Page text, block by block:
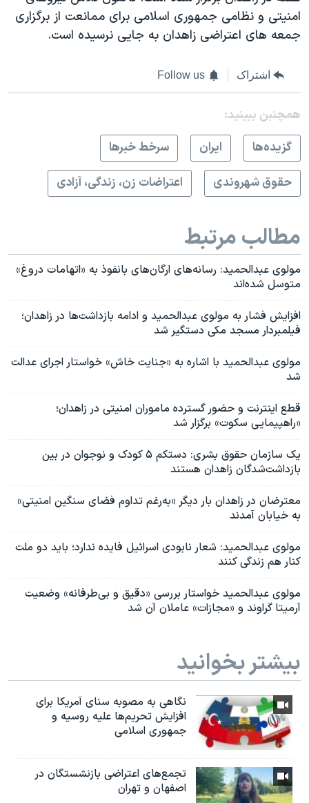
امنیتی و نظامی جمهوری اسلامی برای ممانعت از برگزاری
جمعه های اعتراضی زاهدان به جایی نرسیده است.
اشتراک Follow us
همچنبن ببینید:
گزيده‌ها
ايران
سرخط خبرها
حقوق شهروندی
اعتراضات زن، زندگی، آزادی
مطالب مرتبط
مولوی عبدالحمید: رسانه‌های ارگان‌های بانفوذ به «اتهامات دروغ»
متوسل شده‌اند
افزایش فشار به مولوی عبدالحمید و ادامه بازداشت‌ها در زاهدان؛
فیلمبردار مسجد مکی دستگیر شد
مولوی عبدالحمید با اشاره به «جنایت خاش» خواستار اجرای عدالت
شد
قطع اینترنت و حضور گسترده ماموران امنیتی در زاهدان؛
«راهپیمایی سکوت» برگزار شد
یک سازمان حقوق بشری: دستکم ۵ کودک و نوجوان در بین
بازداشت‌شدگان زاهدان هستند
معترضان در زاهدان بار دیگر «به‌رغم تداوم فضای سنگین امنیتی»
به خیابان‌ آمدند
مولوی عبدالحمید: شعار نابودی اسرائیل فایده ندارد؛ باید دو ملت
کنار هم زندگی کنند
مولوی عبدالحمید خواستار بررسی «دقیق و بی‌طرفانه» وضعیت
آرمیتا گراوند و «مجازات» عاملان آن شد
بیشتر بخوانید
نگاهی به مصوبه سنای آمریکا برای
افزایش تحریم‌ها علیه روسیه و
جمهوری اسلامی
تجمع‌های اعتراضی بازنشستگان در
اصفهان و تهران